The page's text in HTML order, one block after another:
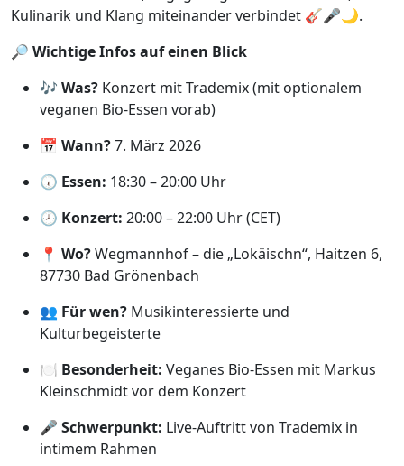
Kulinarik und Klang miteinander verbindet 🎸🎤🌙.
🔎 Wichtige Infos auf einen Blick
🎶 Was? Konzert mit Trademix (mit optionalem
veganen Bio-Essen vorab)
📅 Wann?7. März 2026
🕡 Essen: 18:30 – 20:00 Uhr
🕗 Konzert: 20:00 – 22:00 Uhr (CET)
📍 Wo?Wegmannhof – die „Lokäischn“, Haitzen 6,
87730 Bad Grönenbach
👥 Für wen? Musikinteressierte und
Kulturbegeisterte
🍽️ Besonderheit: Veganes Bio-Essen mit Markus
Kleinschmidt vor dem Konzert
🎤 Schwerpunkt: Live-Auftritt von Trademix in
intimem Rahmen